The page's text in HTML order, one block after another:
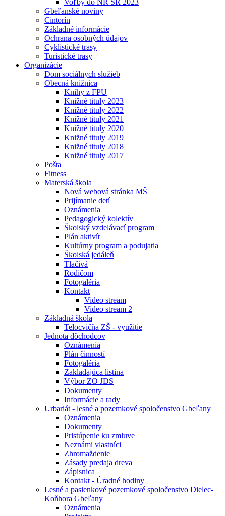
Voľby do NR SR 2023
Gbeľanské noviny
Cintorín
Základné informácie
Ochrana osobných údajov
Cyklistické trasy
Turistické trasy
Organizácie
Dom sociálnych služieb
Obecná knižnica
Knihy z FPU
Knižné tituly 2023
Knižné tituly 2022
Knižné tituly 2021
Knižné tituly 2020
Knižné tituly 2019
Knižné tituly 2018
Knižné tituly 2017
Pošta
Fitness
Materská škola
Nová webová stránka MŠ
Prijímanie detí
Oznámenia
Pedagogický kolektív
Školský vzdelávací program
Plán aktivít
Kultúrny program a podujatia
Školská jedáleň
Tlačivá
Rodičom
Fotogaléria
Kontakt
Video stream
Video stream 2
Základná škola
Telocvičňa ZŠ - využitie
Jednota dôchodcov
Oznámenia
Plán činností
Fotogaléria
Zakladajúca listina
Výbor ZO JDS
Dokumenty
Informácie a rady
Urbariát - lesné a pozemkové spoločenstvo Gbeľany
Oznámenia
Dokumenty
Pristúpenie ku zmluve
Neznámi vlastníci
Zhromaždenie
Zásady predaja dreva
Zápisnica
Kontakt - Úradné hodiny
Lesné a pasienkové pozemkové spoločenstvo Dielec-
Koňhora Gbeľany
Oznámenia